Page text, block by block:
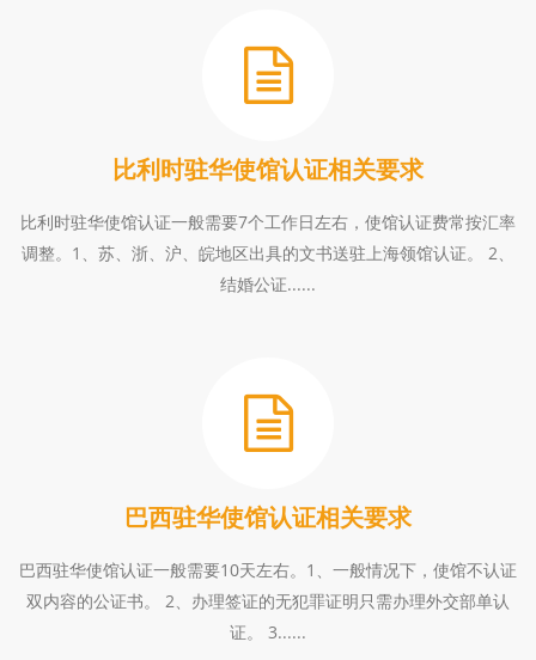
_
第
比利时驻华使馆认证相关要求
比利时驻华使馆认证一般需要7个工作日左右，使馆认证费常按汇率
调整。1、苏、浙、沪、皖地区出具的文书送驻上海领馆认证。 2、
结婚公证......
巴西驻华使馆认证相关要求
巴西驻华使馆认证一般需要10天左右。1、一般情况下，使馆不认证
双内容的公证书。 2、办理签证的无犯罪证明只需办理外交部单认
证。 3......